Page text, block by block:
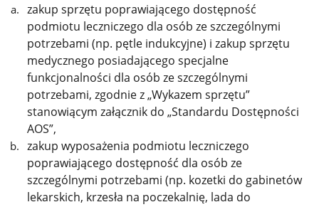
zakup sprzętu poprawiającego dostępność
podmiotu leczniczego dla osób ze szczególnymi
potrzebami (np. pętle indukcyjne) i zakup sprzętu
medycznego posiadającego specjalne
funkcjonalności dla osób ze szczególnymi
potrzebami, zgodnie z „Wykazem sprzętu”
stanowiącym załącznik do „Standardu Dostępności
AOS”,
zakup wyposażenia podmiotu leczniczego
poprawiającego dostępność dla osób ze
szczególnymi potrzebami (np. kozetki do gabinetów
lekarskich, krzesła na poczekalnię, lada do